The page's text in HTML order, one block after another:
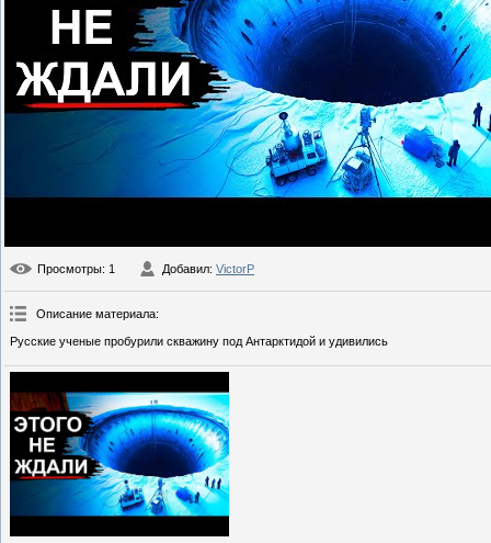
Просмотры: 1 Добавил: VictorP
Описание материала:
Русские ученые пробурили скважину под Антарктидой и удивились